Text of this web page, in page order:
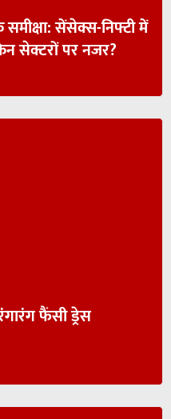
समीक्षा: सेंसेक्स-निफ्टी में
सेक्टरों पर नजर?
फैंसी ड्रेस